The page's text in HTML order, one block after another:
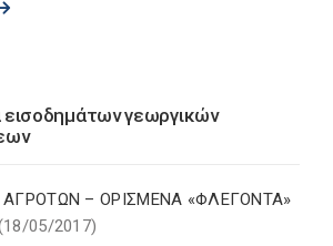
εισοδημάτων γεωργικών
– ΟΡΙΣΜΕΝΑ «ΦΛΕΓΟΝΤΑ»
05/2017)